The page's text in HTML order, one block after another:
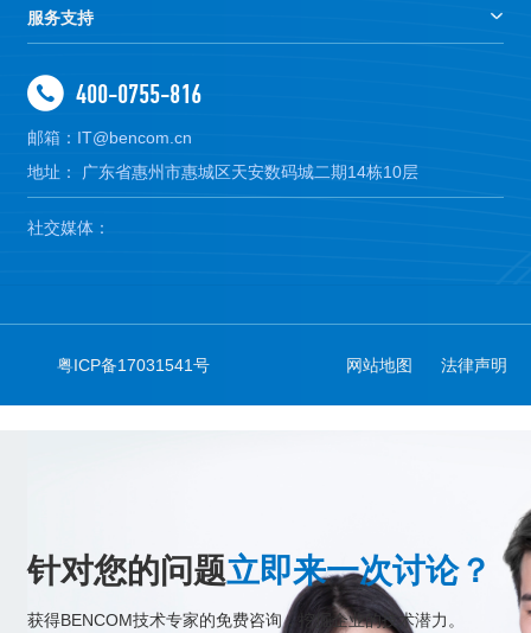
服务支持
400-0755-816
邮箱：IT@bencom.cn
地址： 广东省惠州市惠城区天安数码城二期14栋10层
社交媒体：
粤ICP备17031541号 网站地图 法律声明
针对您的问题立即来一次讨论？
获得BENCOM技术专家的免费咨询，挖掘企业的技术潜力。